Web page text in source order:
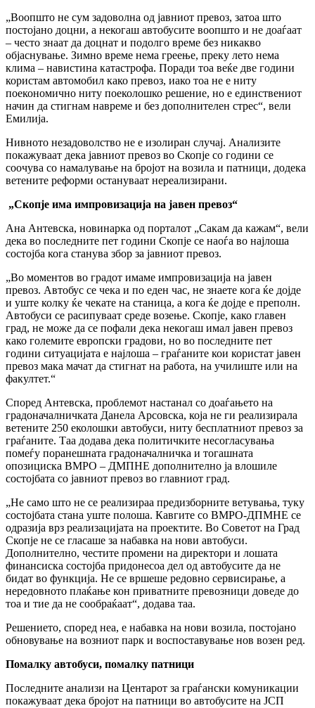
„Воопшто не сум задоволна од јавниот превоз, затоа што
постојано доцни, а некогаш автобусите воопшто и не доаѓаат
– често знаат да доцнат и подолго време без никакво
објаснување. Зимно време нема греење, преку лето нема
клима – навистина катастрофа. Поради тоа веќе две години
користам автомобил како превоз, иако тоа не е ниту
поекономично ниту поеколошко решение, но е единствениот
начин да стигнам навреме и без дополнителен стрес“, вели
Емилија.
Нивното незадоволство не е изолиран случај. Анализите
покажуваат дека јавниот превоз во Скопје со години се
соочува со намалување на бројот на возила и патници, додека
ветените реформи остануваат нереализирани.
„Скопје има импровизација на јавен превоз“
Ана Антевска, новинарка од порталот „Сакам да кажам“, вели
дека во последните пет години Скопје се наоѓа во најлоша
состојба кога станува збор за јавниот превоз.
„Во моментов во градот имаме импровизација на јавен
превоз. Автобус се чека и по еден час, не знаете кога ќе дојде
и уште колку ќе чекате на станица, а кога ќе дојде е преполн.
Автобуси се расипуваат среде возење. Скопје, како главен
град, не може да се пофали дека некогаш имал јавен превоз
како големите европски градови, но во последните пет
години ситуацијата е најлоша – граѓаните кои користат јавен
превоз мака мачат да стигнат на работа, на училиште или на
факултет.“
Според Антевска, проблемот настанал со доаѓањето на
градоначалничката Данела Арсовска, која не ги реализирала
ветените 250 еколошки автобуси, ниту бесплатниот превоз за
граѓаните. Таа додава дека политичките несогласувања
помеѓу поранешната градоначалничка и тогашната
опозициска ВМРО – ДМПНЕ дополнително ја влошиле
состојбата со јавниот превоз во главниот град.
„Не само што не се реализираа предизборните ветувања, туку
состојбата стана уште полоша. Кавгите со ВМРО-ДПМНЕ се
одразија врз реализацијата на проектите. Во Советот на Град
Скопје не се гласаше за набавка на нови автобуси.
Дополнително, честите промени на директори и лошата
финансиска состојба придонесоа дел од автобусите да не
бидат во функција. Не се вршеше редовно сервисирање, а
нередовното плаќање кон приватните превозници доведе до
тоа и тие да не сообраќаат“, додава таа.
Решението, според неа, е набавка на нови возила, постојано
обновување на возниот парк и воспоставување нов возен ред.
Помалку автобуси, помалку патници
Последните анализи на Центарот за граѓански комуникации
покажуваат дека бројот на патници во автобусите на ЈСП